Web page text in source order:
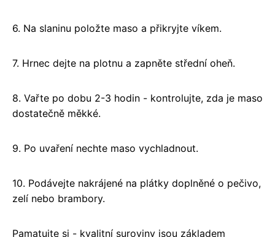
6. Na slaninu položte maso a přikryjte víkem.
7. Hrnec dejte na plotnu a zapněte střední oheň.
8. Vařte po dobu 2-3 hodin - kontrolujte, zda je maso
dostatečně měkké.
9. Po uvaření nechte maso vychladnout.
10. Podávejte nakrájené na plátky doplněné o pečivo,
zelí nebo brambory.
Pamatujte si - kvalitní suroviny jsou základem